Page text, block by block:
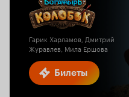
Билеты
Гарик Харламов, Дмитрий
Журавлев, Мила Ершова